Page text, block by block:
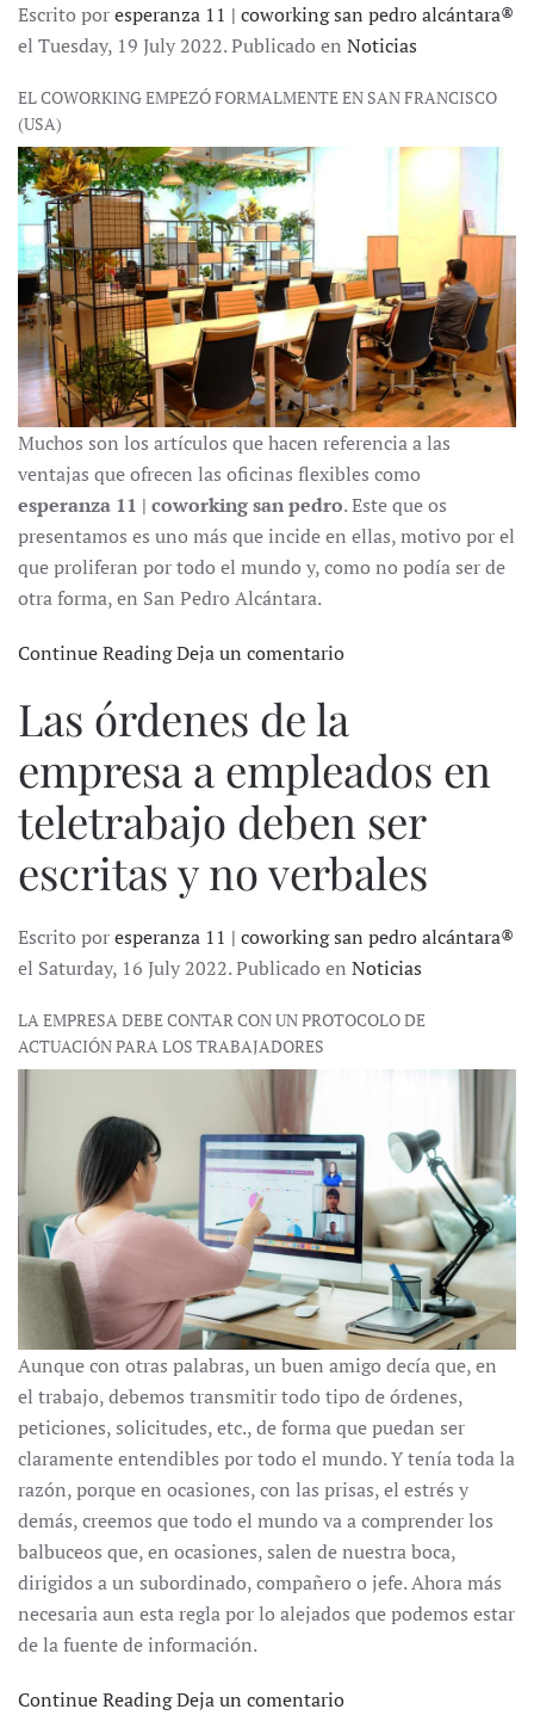
Escrito poresperanza 11 | coworking san pedro alcántara®
el Tuesday, 19 July 2022. Publicado en Noticias
EL COWORKING EMPEZÓ FORMALMENTE EN SAN FRANCISCO
(USA)
Muchos son los artículos que hacen referencia a las
ventajas que ofrecen las oficinas flexibles como
esperanza 11 | coworking san pedro. Este que os
presentamos es uno más que incide en ellas, motivo por el
que proliferan por todo el mundo y, como no podía ser de
otra forma, en San Pedro Alcántara.
Continue ReadingDeja un comentario
Las órdenes de la
empresa a empleados en
teletrabajo deben ser
escritas y no verbales
Escrito poresperanza 11 | coworking san pedro alcántara®
el Saturday, 16 July 2022. Publicado en Noticias
LA EMPRESA DEBE CONTAR CON UN PROTOCOLO DE
ACTUACIÓN PARA LOS TRABAJADORES
Aunque con otras palabras, un buen amigo decía que, en
el trabajo, debemos transmitir todo tipo de órdenes,
peticiones, solicitudes, etc., de forma que puedan ser
claramente entendibles por todo el mundo. Y tenía toda la
razón, porque en ocasiones, con las prisas, el estrés y
demás, creemos que todo el mundo va a comprender los
balbuceos que, en ocasiones, salen de nuestra boca,
dirigidos a un subordinado, compañero o jefe. Ahora más
necesaria aun esta regla por lo alejados que podemos estar
de la fuente de información.
Continue ReadingDeja un comentario